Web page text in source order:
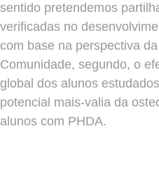
sentido pretendemos
verificadas no
com base na perspectiva
Comunidade, segundo, o
global dos alunos
potencial mais-valia da
alunos com PHDA.